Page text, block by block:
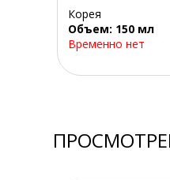
Корея
Объем: 150 мл
Временно нет